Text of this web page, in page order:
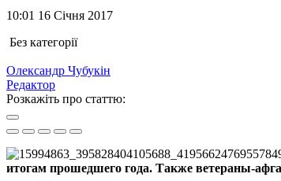
10:01 16 Січня 2017
Без категорії
Олександр Чубукін
Редактор
Розкажіть про статтю:
итогам прошедшего года. Также ветераны-